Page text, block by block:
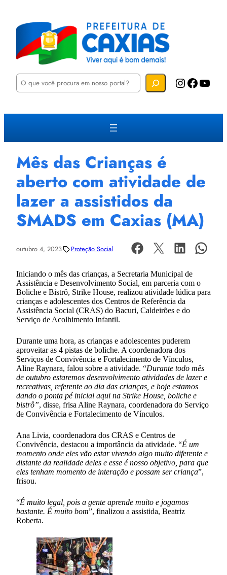
P
u
a
Instagram Facebook YouTube
Mês das Crianças é
aberto com atividade de
lazer a assistidos da
SMADS em Caxias (MA)
outubro 4, 2023 Proteção Social
Iniciando o mês das crianças, a Secretaria Municipal de
Assistência e Desenvolvimento Social, em parceria com o
Boliche e Bistrô, Strike House, realizou atividade lúdica para
crianças e adolescentes dos Centros de Referência da
Assistência Social (CRAS) do Bacuri, Caldeirões e do
Serviço de Acolhimento Infantil.
Durante uma hora, as crianças e adolescentes puderem
aproveitar as 4 pistas de boliche. A coordenadora dos
Serviços de Convivência e Fortalecimento de Vínculos,
Aline Raynara, falou sobre a atividade. “Durante todo mês
de outubro estaremos desenvolvimento atividades de lazer e
recreativas, referente ao dia das crianças, e hoje estamos
dando o ponta pé inicial aqui na Strike House, boliche e
bistrô”, disse, frisa Aline Raynara, coordenadora do Serviço
de Convivência e Fortalecimento de Vínculos.
Ana Livia, coordenadora dos CRAS e Centros de
Convivência, destacou a importância da atividade. “É um
momento onde eles vão estar vivendo algo muito diferente e
distante da realidade deles e esse é nosso objetivo, para que
eles tenham momento de interação e possam ser criança”,
frisou.
“É muito legal, pois a gente aprende muito e jogamos
bastante. É muito bom”, finalizou a assistida, Beatriz
Roberta.